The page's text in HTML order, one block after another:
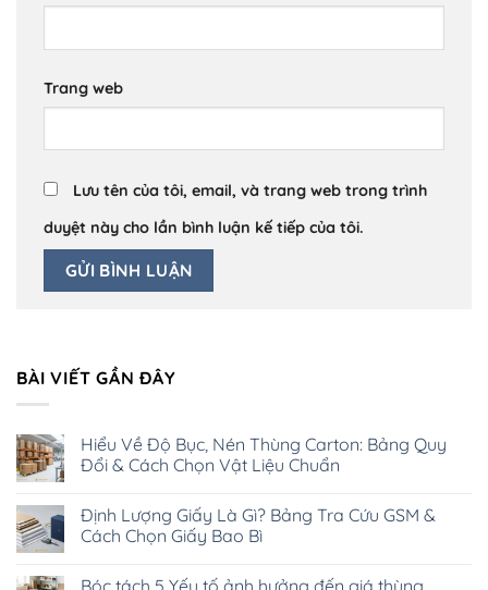
Trang web
Lưu tên của tôi, email, và trang web trong trình
duyệt này cho lần bình luận kế tiếp của tôi.
BÀI VIẾT GẦN ĐÂY
Hiểu Về Độ Bục, Nén Thùng Carton: Bảng Quy
Đổi & Cách Chọn Vật Liệu Chuẩn
bình
luận
ở
Độ
Định Lượng Giấy Là Gì? Bảng Tra Cứu GSM &
Cách Chọn Giấy Bao Bì